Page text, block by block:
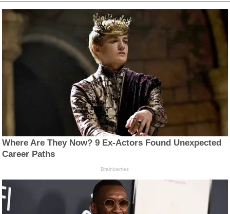
Where Are They Now? 9 Ex-Actors Found Unexpected
Career Paths
Brainberries